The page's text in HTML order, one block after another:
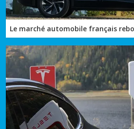
Le marché automobile français